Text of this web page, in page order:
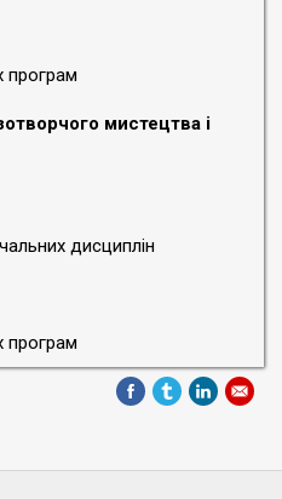
програм
мистецтва і
дисциплін
програм